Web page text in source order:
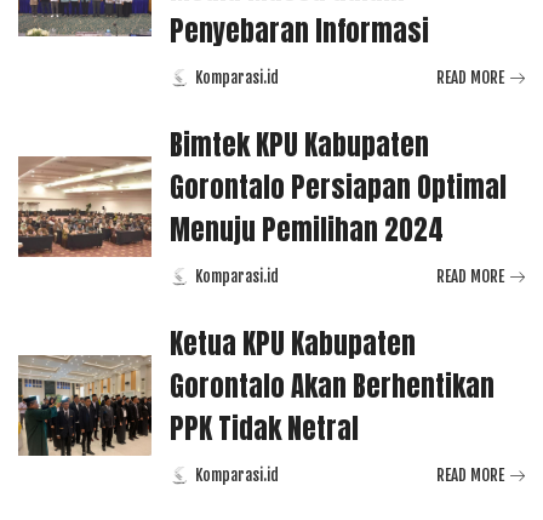
Penyebaran Informasi
PostedKomparasi.id READ MORE
Bimtek KPU Kabupaten
Gorontalo Persiapan Optimal
Menuju Pemilihan 2024
PostedKomparasi.id READ MORE
Ketua KPU Kabupaten
Gorontalo Akan Berhentikan
PPK Tidak Netral
PostedKomparasi.id READ MORE